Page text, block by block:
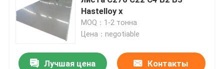
Инколой 800 H
Incoloy 800HT
Hastelloy x
MOQ：1-2 тонна
Цена：negotiable
Лучшая цена Контакты